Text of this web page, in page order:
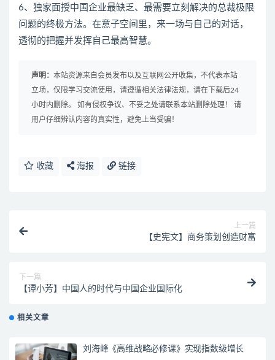
6、独家面授中国企业最缺乏、最需要立刻解决的总裁极限
问题的终极方法。在意子空间里，来一场与自己的对话，
透彻的把握并发挥自己最高智慧。
声明： 本站资源来自会员发布以及互联网公开收集，不代表本站
立场，仅限学习交流使用，请遵循相关法律法规，请在下载后24
小时内删除。 如有侵权争议、不妥之处请联系本站删除处理！ 请
用户仔细辨认内容的真实性，避免上当受骗！
收藏 海报 链接
上一篇
【史宪文】商务策划创造财富
下一篇
【谭小芳】中国人的时代与中国企业国际化
相关文章
刘海峰《高维战略必修课》实现指数级增长